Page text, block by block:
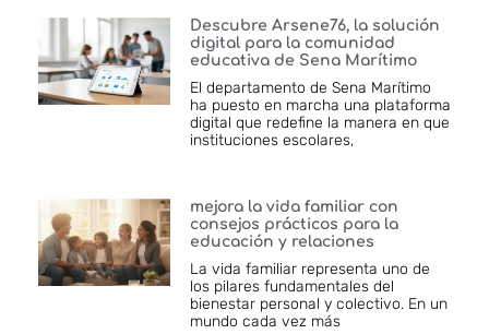
Descubre Arsene76, la solución
digital para la comunidad
educativa de Sena Marítimo
El departamento de Sena Marítimo
ha puesto en marcha una plataforma
digital que redefine la manera en que
instituciones escolares,
mejora la vida familiar con
consejos prácticos para la
educación y relaciones
La vida familiar representa uno de
los pilares fundamentales del
bienestar personal y colectivo. En un
mundo cada vez más